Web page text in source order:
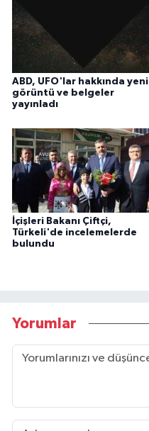
ABD, UFO'lar hakkında yeni
görüntü ve belgeler
yayınladı
İçişleri Bakanı Çiftçi,
Türkeli'de incelemelerde
bulundu
Yorumlar